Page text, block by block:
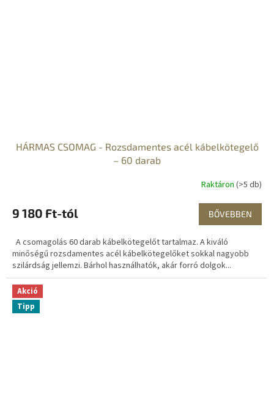
HÁRMAS CSOMAG - Rozsdamentes acél kábelkötegelő
– 60 darab
Raktáron (>5 db)
9 180 Ft-tól BŐVEBBEN
A csomagolás 60 darab kábelkötegelőt tartalmaz. A kiváló
minőségű rozsdamentes acél kábelkötegelőket sokkal nagyobb
szilárdság jellemzi. Bárhol használhatók, akár forró dolgok...
Akció
Tipp